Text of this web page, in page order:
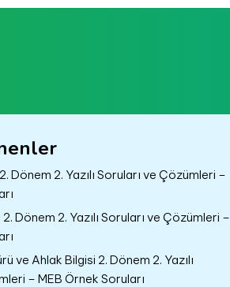
2. Dönem 2. Yazılı Soruları ve Çözümleri –
2. Dönem 2. Yazılı Soruları ve Çözümleri –
ve Ahlak Bilgisi 2. Dönem 2. Yazılı
– MEB Örnek Soruları